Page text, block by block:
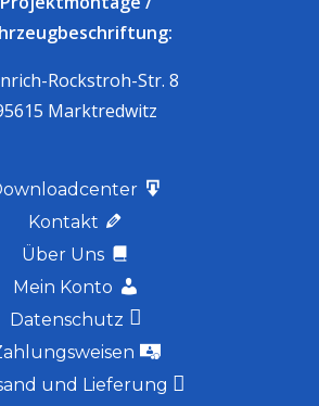
Rockstroh-Str. 8
Marktredwitz
Kontakt
Über Uns
Mein Konto
Datenschutz
und Lieferung